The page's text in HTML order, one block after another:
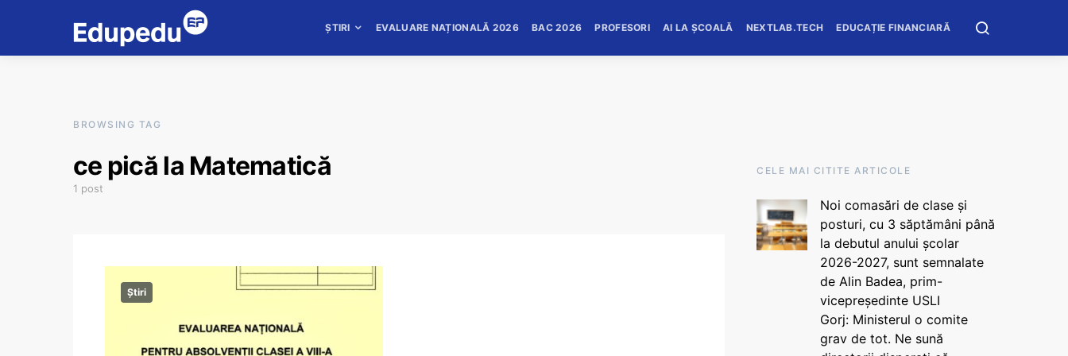
ȘTIRI EVALUARE NAȚIONALĂ 2026 BAC 2026 PROFESORI AI LA ȘCOALĂ NEXTLAB.TECH EDUCAȚIE FINANCIARĂ
BROWSING TAG
ce pică la Matematică
1 post
Știri
CELE MAI CITITE ARTICOLE
Noi comasări de clase și
posturi, cu 3 săptămâni până
la debutul anului școlar
2026-2027, sunt semnalate
de Alin Badea, prim-
vicepreședinte USLI
Gorj: Ministerul o comite
grav de tot. Ne sună